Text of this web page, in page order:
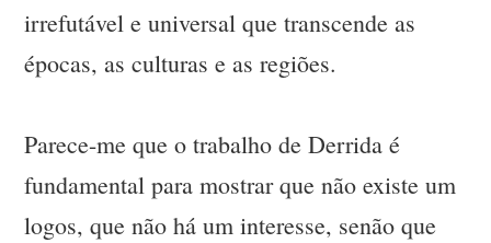
irrefutável e universal que transcende as
épocas, as culturas e as regiões.
Parece-me que o trabalho de Derrida é
fundamental para mostrar que não existe um
logos, que não há um interesse, senão que